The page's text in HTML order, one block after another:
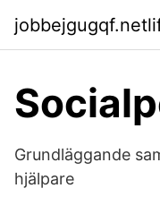
Grundläggande
hjälpare